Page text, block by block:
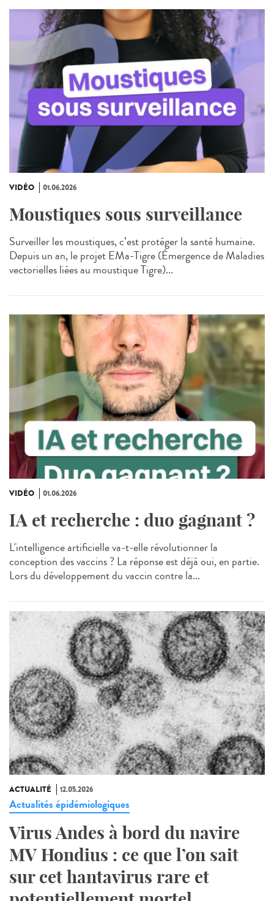
VIDÉO 01.06.2026
Moustiques sous surveillance
Surveiller les moustiques, c’est protéger la santé humaine.
Depuis un an, le projet EMa‑Tigre (Émergence de Maladies
vectorielles liées au moustique Tigre)...
VIDÉO 01.06.2026
IA et recherche : duo gagnant ?
L'intelligence artificielle va-t-elle révolutionner la
conception des vaccins ? La réponse est déjà oui, en partie.
Lors du développement du vaccin contre la...
ACTUALITÉ 12.05.2026
Actualités épidémiologiques
Virus Andes à bord du navire
MV Hondius : ce que l’on sait
sur cet hantavirus rare et